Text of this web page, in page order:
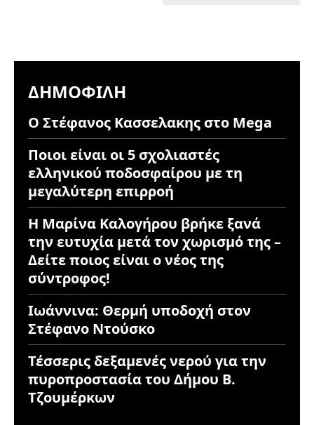
ΔΗΜΟΦΙΛΉ
Ο Στέφανος Κασσελακης στο Mega
Ποιοι είναι οι 5 σχολιαστές
ελληνικού ποδοσφαίρου με τη
μεγαλύτερη επιρροή
Η Μαρίνα Καλογήρου βρήκε ξανά
την ευτυχία μετά τον χωρισμό της –
Δείτε ποιος είναι ο νέος της
σύντροφος!
Ιωάννινα: Θερμή υποδοχή στον
Στέφανο Ντούσκο
Τέσσερις δεξαμενές νερού για την
πυροπροστασία του Δήμου Β.
Τζουμέρκων